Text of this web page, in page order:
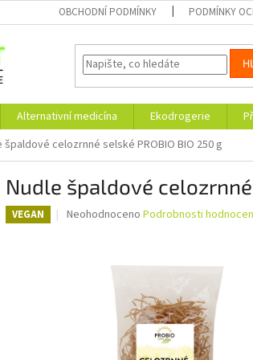
OBCHODNÍ PODMÍNKY PODMÍNKY
Alternativní medicína Ekodrogerie
špaldové celozrnné selské PROBIO BIO 250 g
Nudle špaldové celozrnné
VEGAN
Průměrné
hvězdiček.
Neohodnoceno Podrobnosti